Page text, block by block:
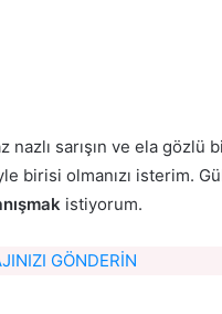
sarışın ve ela gözlü
birisi olmanızı isterim.
istiyorum.
GÖNDERİN